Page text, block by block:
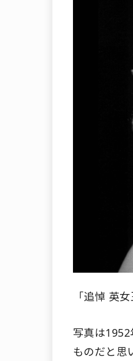
「追悼 英
写真は
ものだと思